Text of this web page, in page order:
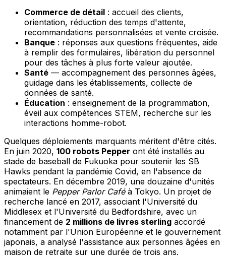
Commerce de détail : accueil des clients,
orientation, réduction des temps d'attente,
recommandations personnalisées et vente croisée.
Banque : réponses aux questions fréquentes, aide
à remplir des formulaires, libération du personnel
pour des tâches à plus forte valeur ajoutée.
Santé — accompagnement des personnes âgées,
guidage dans les établissements, collecte de
données de santé.
Éducation : enseignement de la programmation,
éveil aux compétences STEM, recherche sur les
interactions homme-robot.
Quelques déploiements marquants méritent d'être cités.
En juin 2020, 100 robots Pepper ont été installés au
stade de baseball de Fukuoka pour soutenir les SB
Hawks pendant la pandémie Covid, en l'absence de
spectateurs. En décembre 2019, une douzaine d'unités
animaient le Pepper Parlor Caféà Tokyo. Un projet de
recherche lancé en 2017, associant l'Université du
Middlesex et l'Université du Bedfordshire, avec un
financement de 2 millions de livres sterling accordé
notamment par l'Union Européenne et le gouvernement
japonais, a analysé l'assistance aux personnes âgées en
maison de retraite sur une durée de trois ans.